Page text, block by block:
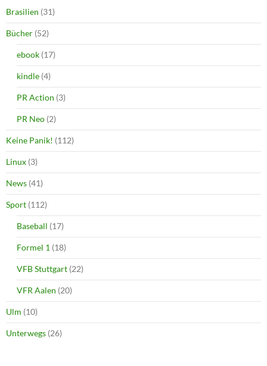
Brasilien (31)
Bücher (52)
ebook (17)
kindle (4)
PR Action (3)
PR Neo (2)
Keine Panik! (112)
Linux (3)
News (41)
Sport (112)
Baseball (17)
Formel 1 (18)
VFB Stuttgart (22)
VFR Aalen (20)
Ulm (10)
Unterwegs (26)